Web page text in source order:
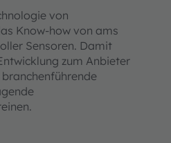
von
Know-how von ams
Sensoren. Damit
zum Anbieter